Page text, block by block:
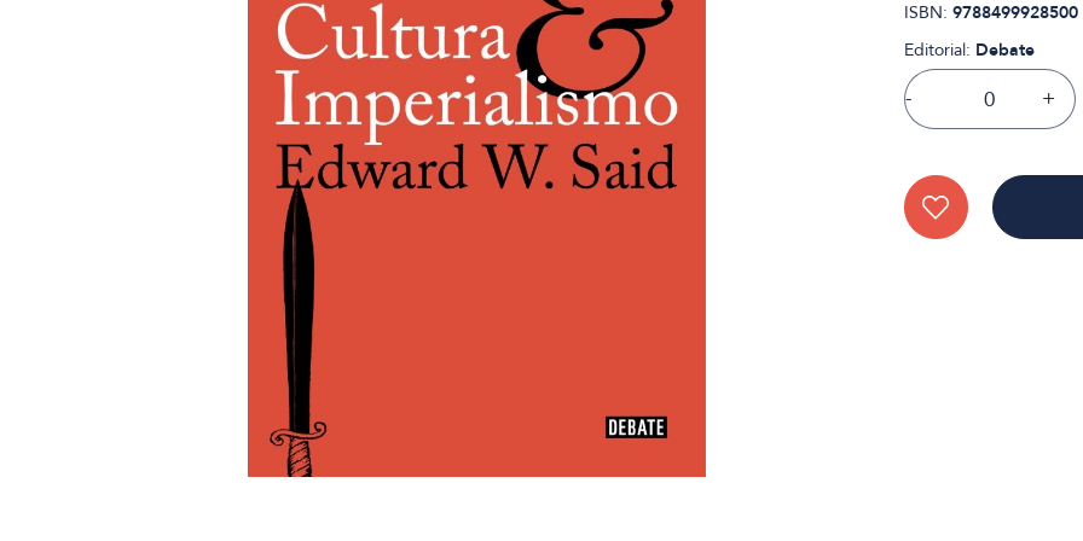
ISBN: 9788499928500
Editorial: Debate
- +